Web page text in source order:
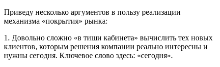
Приведу несколько аргументов в пользу реализации
механизма «покрытия» рынка:
1. Довольно сложно «в тиши кабинета» вычислить тех новых
клиентов, которым решения компании реально интересны и
нужны сегодня. Ключевое слово здесь: «сегодня».